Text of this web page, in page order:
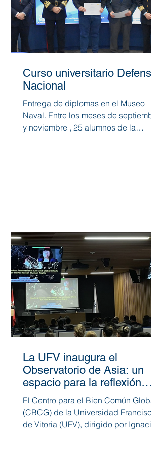
Curso universitario Defensa
Nacional
Entrega de diplomas en el Museo
Naval. Entre los meses de septiembre
y noviembre , 25 alumnos de la
La UFV inaugura el
Observatorio de Asia: un
espacio para la reflexión
académica sobre los retos
globales
El Centro para el Bien Común Global
(CBCG) de la Universidad Francisco
de Vitoria (UFV), dirigido por Ignacio